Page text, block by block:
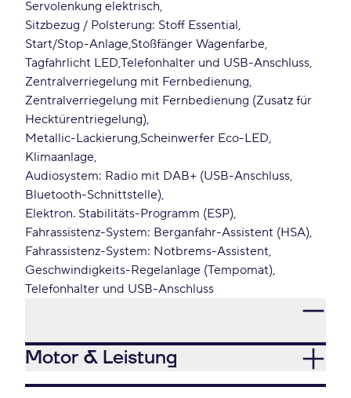
Servolenkung elektrisch
Sitzbezug / Polsterung: Stoff Essential
Start/Stop-Anlage Stoßfänger Wagenfarbe
Tagfahrlicht LED Telefonhalter und USB-Anschluss
Zentralverriegelung mit Fernbedienung
Zentralverriegelung mit Fernbedienung (Zusatz für
Hecktürentriegelung)
Metallic-Lackierung Scheinwerfer Eco-LED
Klimaanlage
Audiosystem: Radio mit DAB+ (USB-Anschluss,
Bluetooth-Schnittstelle)
Elektron. Stabilitäts-Programm (ESP)
Fahrassistenz-System: Berganfahr-Assistent (HSA)
Fahrassistenz-System: Notbrems-Assistent
Geschwindigkeits-Regelanlage (Tempomat)
Telefonhalter und USB-Anschluss
Motor & Leistung